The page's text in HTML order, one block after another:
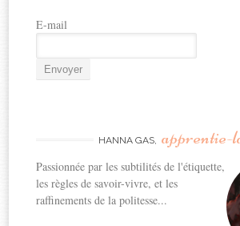
E-mail
HANNA GAS, apprentie-
Passionnée par les subtilités de l'étiquette,
les règles de savoir-vivre, et les
raffinements de la politesse...